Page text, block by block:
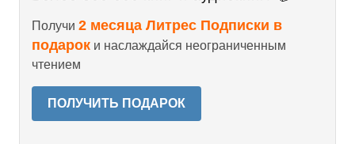
Получи 2 месяца Литрес Подписки в
подарок и наслаждайся неограниченным
чтением
ПОЛУЧИТЬ ПОДАРОК